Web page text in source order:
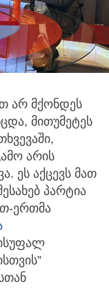
არ მქონდეს
მითუმეტეს
არის
ეს აქცევს მათ
პარტია
ერთმა